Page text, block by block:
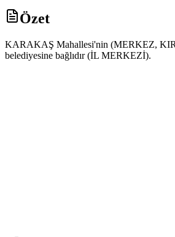
Özet
KARAKAŞ Mahallesi'nin (MERKEZ,
belediyesine bağlıdır (İL MERKEZİ).